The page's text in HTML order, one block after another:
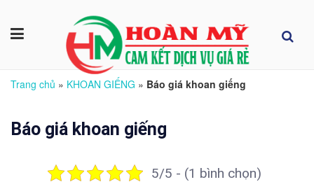
Trang chủ » KHOAN GIẾNG » Báo giá khoan giếng
Báo giá khoan giếng
5/5 - (1 bình chọn)